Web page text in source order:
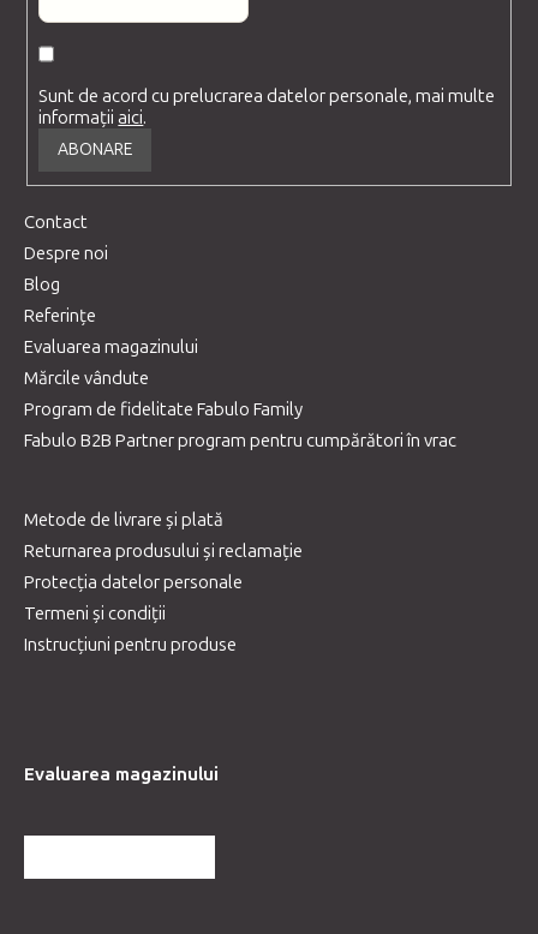
Sunt de acord cu prelucrarea datelor personale, mai multe
informațiiaici.
ABONARE
Contact
Despre noi
Blog
Referințe
Evaluarea magazinului
Mărcile vândute
Program de fidelitate Fabulo Family
Fabulo B2B Partner program pentru cumpărători în vrac
Metode de livrare și plată
Returnarea produsului și reclamație
Protecția datelor personale
Termeni și condiții
Instrucțiuni pentru produse
Evaluarea magazinului